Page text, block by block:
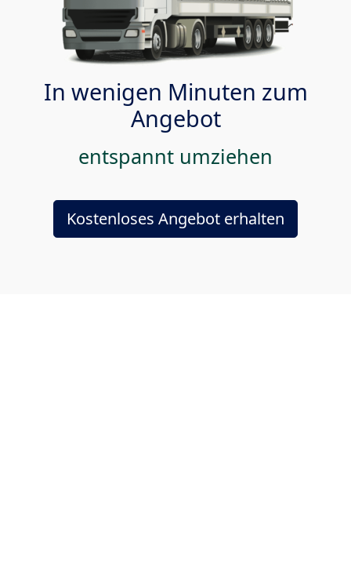
In wenigen Minuten zum
Angebot
entspannt umziehen
Kostenloses Angebot erhalten